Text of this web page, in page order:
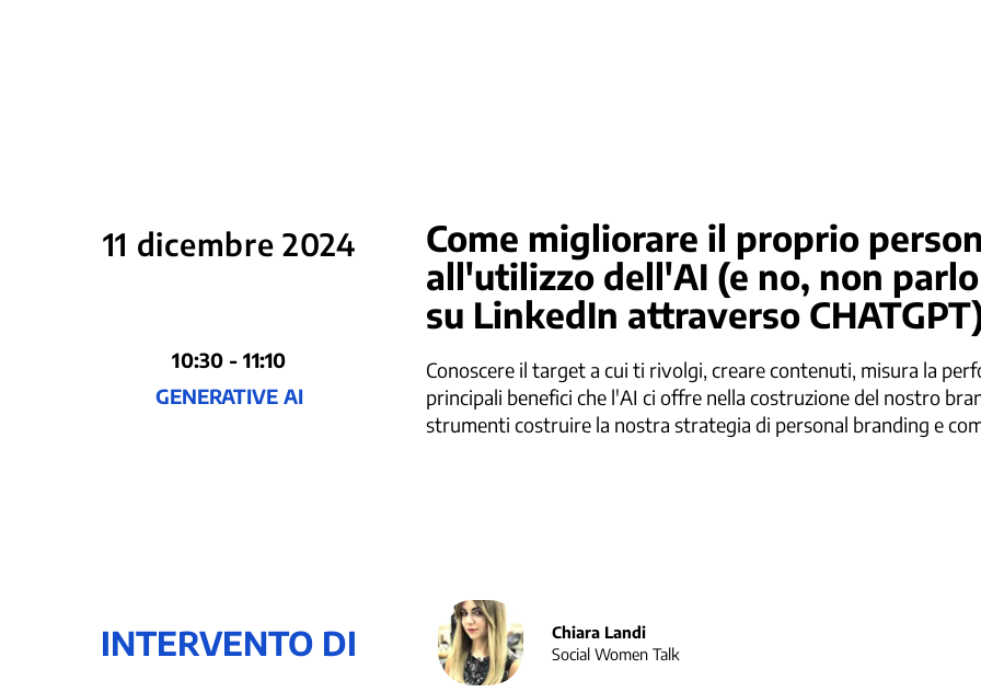
11 dicembre 2024
10:30 - 11:10
GENERATIVE AI
Come migliorare il proprio
all'utilizzo dell'AI (e no, non
su LinkedIn attraverso
Conoscere il target a cui ti rivolgi, creare contenuti, misura la
principali benefici che l'AI ci offre nella costruzione del nostro
strumenti costruire la nostra strategia di personal branding e
INTERVENTO DI
Chiara Landi
Social Women Talk